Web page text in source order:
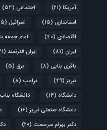
آمریکا (21) اجتماعی (54)
استانداری (15) اسرائیل (15)
اقتصادی (40) امام جمعه
ایران (81) ایران قدرتمند (21)
باقری بنابی (8) برق (5)
تبریز(49) ترامپ (8)
دانشگاه (14) دانشگاه بناب
دانشگاه صنعتی تبریز(16)
دکتر بهرام سرمست (20)